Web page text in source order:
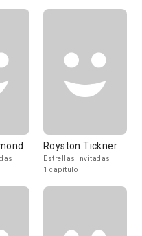
Royston Tickner
Estrellas Invitadas
1 capítulo